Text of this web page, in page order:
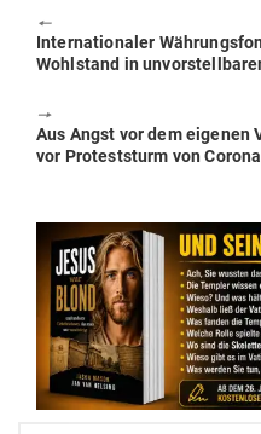
🠔
Previous
post:
Inter­na­tio­naler
Wohl­stand in
🠖
Next
post:
Aus Angst vor dem eigenen
vor Pro­test­sturm von